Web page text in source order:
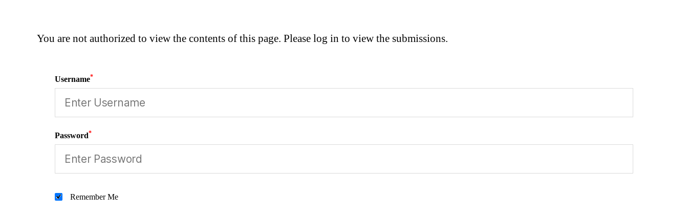
You are not authorized to view the contents of this page. Please log in to view the submissions.
Username*
Password*
Remember Me